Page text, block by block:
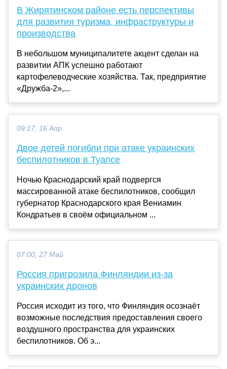
В Жирятинском районе есть перспективы
для развития туризма, инфраструктуры и
производства
В небольшом муниципалитете акцент сделан на
развитии АПК успешно работают
картофелеводческие хозяйства. Так, предприятие
«Дружба-2»,...
09:17, 16 Апр
Двое детей погибли при атаке украинских
беспилотников в Туапсе
Ночью Краснодарский край подвергся
массированной атаке беспилотников, сообщил
губернатор Краснодарского края Вениамин
Кондратьев в своём официальном ...
07:00, 27 Май
Россия пригрозила Финляндии из-за
украинских дронов
Россия исходит из того, что Финляндия осознаёт
возможные последствия предоставления своего
воздушного пространства для украинских
беспилотников. Об э...